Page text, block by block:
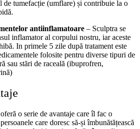
de tumefacție (umflare) și contribuie la o
antiinflamatoare – Sculptra se
inflamator al corpului nostru, iar aceste
In primele 5 zile după tratament este
folosite pentru diverse tipuri de
sau stări de raceală (ibuprofren,
o serie de avantaje care îl fac o
care doresc să-și îmbunătățească